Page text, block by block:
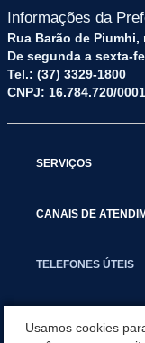
Informações da
Rua Barão de Piumhi,
De segunda a sexta-
Tel.: (37) 3329-1800
CNPJ: 16.784.720/
SERVIÇOS
CANAIS DE
TELEFONES ÚTEIS
Usamos cookies